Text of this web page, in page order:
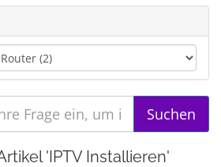
'IPTV Installieren'